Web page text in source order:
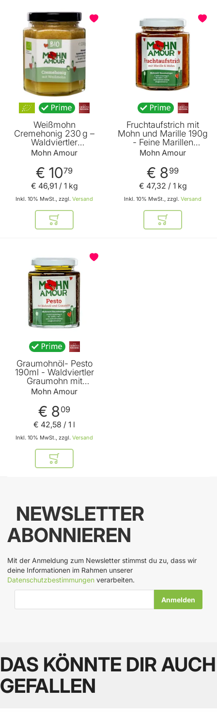
Weißmohn
Cremehonig 230 g –
Waldviertler
Weissmohn,
– Mohn Amour
Mohn Amour
€ 1079
Inkl. 10% MwSt., zzgl. Versand
€ 46,91 / 1 kg
In den Warenkorb
Fruchtaufstrich mit
Mohn und Marille 190g
- Feine Marillen
Marmelade mit
Graumohn ohne Rum
von Mohn Amour
Mohn Amour
€ 899
Inkl. 10% MwSt., zzgl. Versand
€ 47,32 / 1 kg
In den
Graumohnöl- Pesto
190ml - Waldviertler
Graumohn mit
Graumohnöl -
Petersilie von Mohn
Amour
Mohn Amour
€ 809
Inkl. 10% MwSt., zzgl. Versand
€ 42,58 / 1 l
In den Warenkorb
NEWSLETTER
ABONNIEREN
Mit der Anmeldung zum Newsletter stimmst du zu, dass wir
deine Informationen im Rahmen unserer
Datenschutzbestimmungen verarbeiten.
DAS KÖNNTE DIR AUCH
GEFALLEN